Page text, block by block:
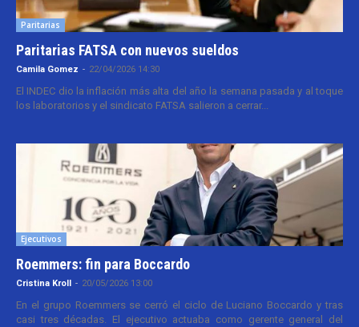
Paritarias
Paritarias FATSA con nuevos sueldos
Camila Gomez - 22/04/2026 14:30
El INDEC dio la inflación más alta del año la semana pasada y al toque
los laboratorios y el sindicato FATSA salieron a cerrar...
Ejecutivos
Roemmers: fin para Boccardo
Cristina Kroll - 20/05/2026 13:00
En el grupo Roemmers se cerró el ciclo de Luciano Boccardo y tras
casi tres décadas. El ejecutivo actuaba como gerente general del